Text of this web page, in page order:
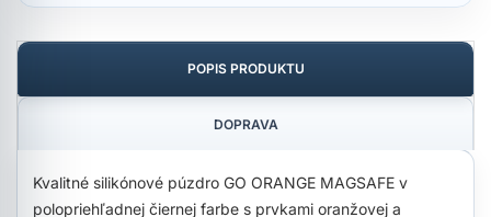
POPIS PRODUKTU
DOPRAVA
Kvalitné silikónové púzdro GO ORANGE MAGSAFE v
polopriehľadnej čiernej farbe s prvkami oranžovej a